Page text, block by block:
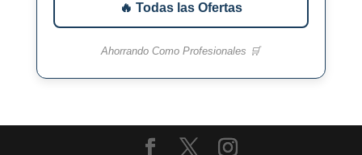
🔥 Todas las Ofertas
Ahorrando Como Profesionales 🛒